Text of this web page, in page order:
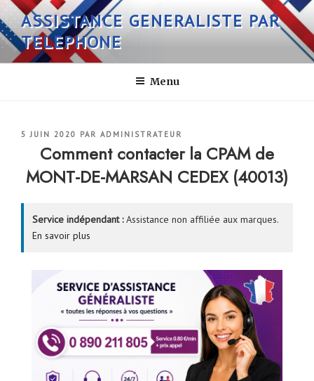
Aller
au
contenu
principal
ASSISTANCE GENERALISTE PAR
TELEPHONE
Menu
PUBLIÉ
5 JUIN 2020 PAR ADMINISTRATEUR
Comment contacter la CPAM de
MONT-DE-MARSAN CEDEX (40013)
Service indépendant :Assistance non affiliée aux marques.
En savoir plus